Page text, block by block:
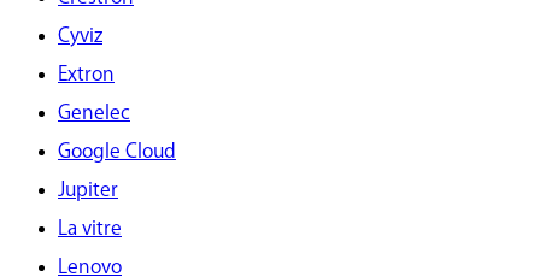
Cyviz
Extron
Genelec
Google Cloud
Jupiter
La vitre
Lenovo